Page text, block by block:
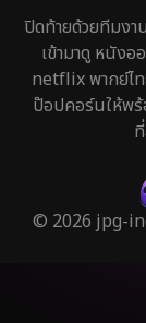
ปิดท้ายด้วยทีมงา
เข้ามาดู หนังอ
netflix พากย์ไ
ป๊อปคอร์นให้พ
© 2026 jpg-